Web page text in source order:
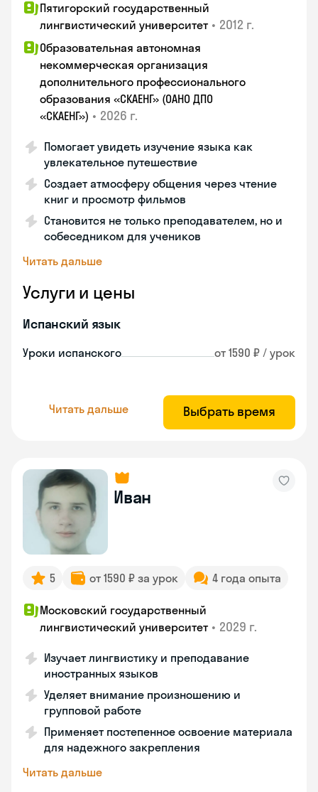
Пятигорский государственный
лингвистический университет • 2012 г.
Образовательная автономная
некоммерческая организация
дополнительного профессионального
образования «СКАЕНГ» (ОАНО ДПО
«СКАЕНГ») • 2026 г.
Помогает увидеть изучение языка как
увлекательное путешествие
Создает атмосферу общения через чтение
книг и просмотр фильмов
Становится не только преподавателем, но и
собеседником для учеников
Читать дальше
Услуги и цены
Испанский язык
Уроки испанского от 1590 ₽ / урок
Читать дальше Выбрать время
Иван
5 от 1590 ₽ за урок 4 года опыта
Московский государственный
лингвистический университет • 2029 г.
Изучает лингвистику и преподавание
иностранных языков
Уделяет внимание произношению и
групповой работе
Применяет постепенное освоение материала
для надежного закрепления
Читать дальше